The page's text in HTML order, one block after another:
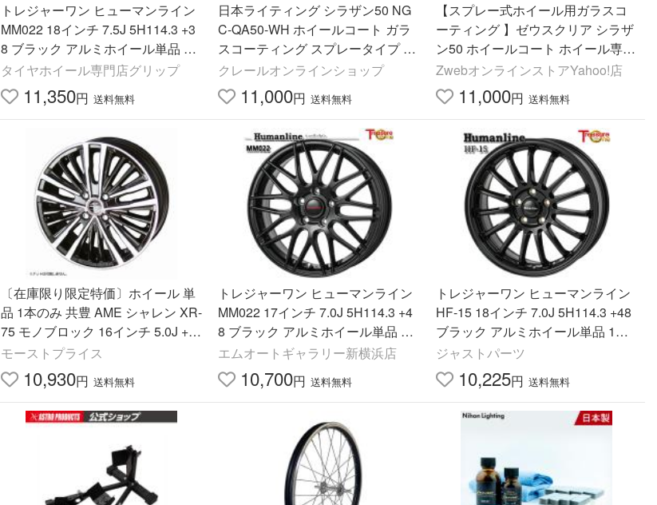
トレジャーワン ヒューマンライン
MM022 18インチ 7.5J 5H114.3 +3
8 ブラック アルミホイール単品 1
本 4本以上送料無料
タイヤホイール専門店グリップ
11,350円 送料無料
日本ライティング シラザン50 NG
C-QA50-WH ホイールコート ガラ
スコーティング スプレータイプ ホ
イール用 コーティング剤 ゼウスク
リア
クレールオンラインショップ
11,000円 送料無料
【スプレー式ホイール用ガラスコ
ーティング 】ゼウスクリア シラザ
ン50 ホイールコート ホイール専用
ガラスコーティング
ZwebオンラインストアYahoo!店
11,000円 送料無料
〔在庫限り限定特価〕ホイール 単
品 1本のみ 共豊 AME シャレン XR-
75 モノブロック 16インチ 5.0J +4
5 4-100 4穴 SHALLEN アルファー
ド
モーストプライス
10,930円 送料無料
トレジャーワン ヒューマンライン
MM022 17インチ 7.0J 5H114.3 +4
8 ブラック アルミホイール単品 1
本 4本以上送料無料
エムオートギャラリー新横浜店
10,700円 送料無料
トレジャーワン ヒューマンライン
HF-15 18インチ 7.0J 5H114.3 +48
ブラック アルミホイール単品 1本
4本以上送料無料
ジャストパーツ
10,225円 送料無料